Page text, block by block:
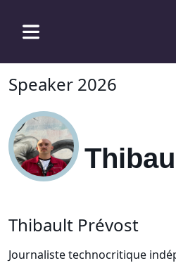
Speaker 2026
Thibault Prévost
Journaliste technocritique